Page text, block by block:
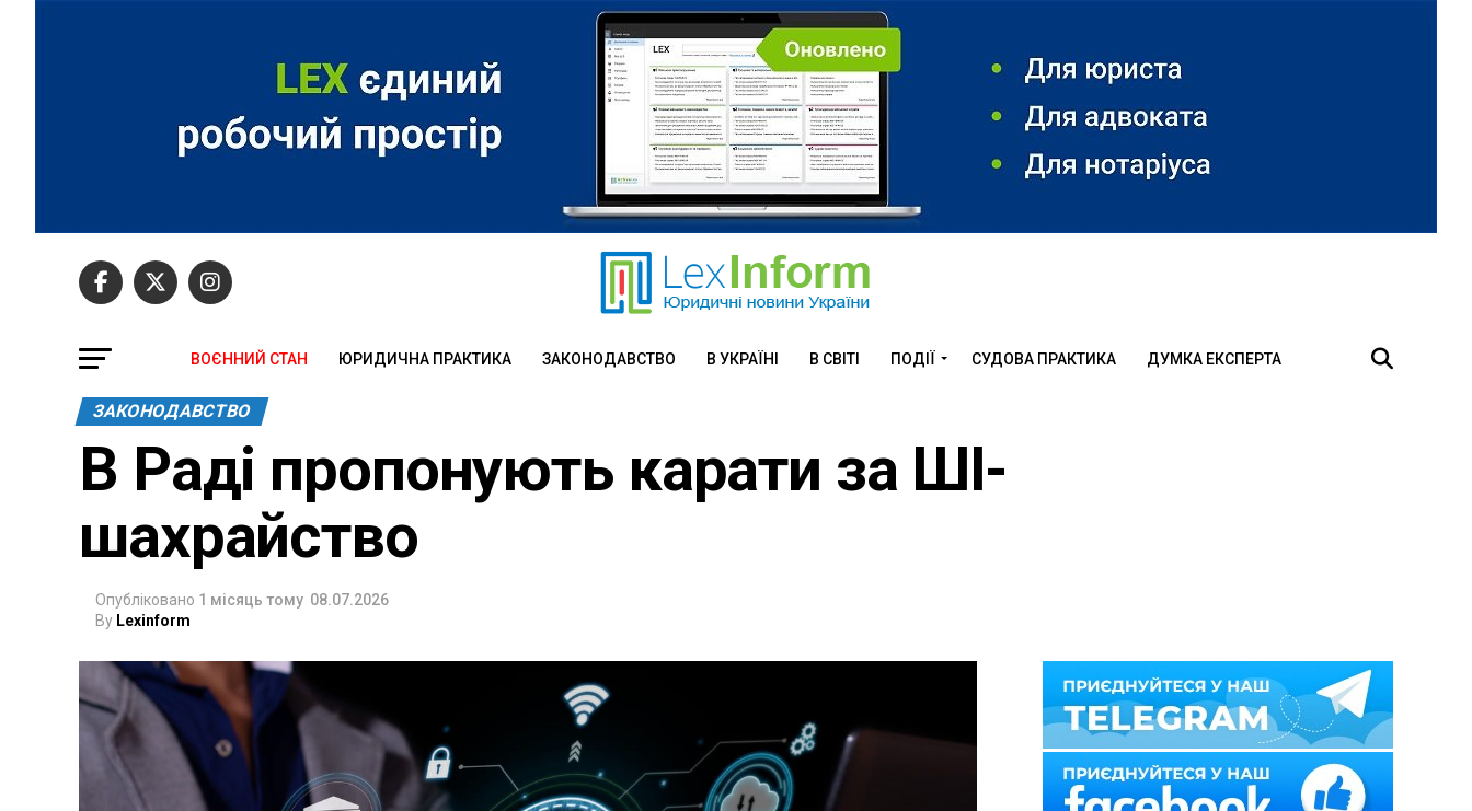
ВОЄННИЙ СТАН ЮРИДИЧНА ПРАКТИКА ЗАКОНОДАВСТВО В УКРАЇНІ В СВІТІ ПОДІЇ СУДОВА ПРАКТИКА ДУМКА ЕКСПЕРТА
ЗАКОНОДАВСТВО
В Раді пропонують карати за ШІ-
шахрайство
Опубліковано 1 місяць тому 08.07.2026
By Lexinform